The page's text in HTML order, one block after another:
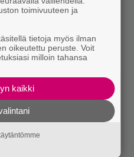
toimivuuteen ja
tietoja myös ilman
oikeutettu peruste. Voit
milloin tahansa
kaikki